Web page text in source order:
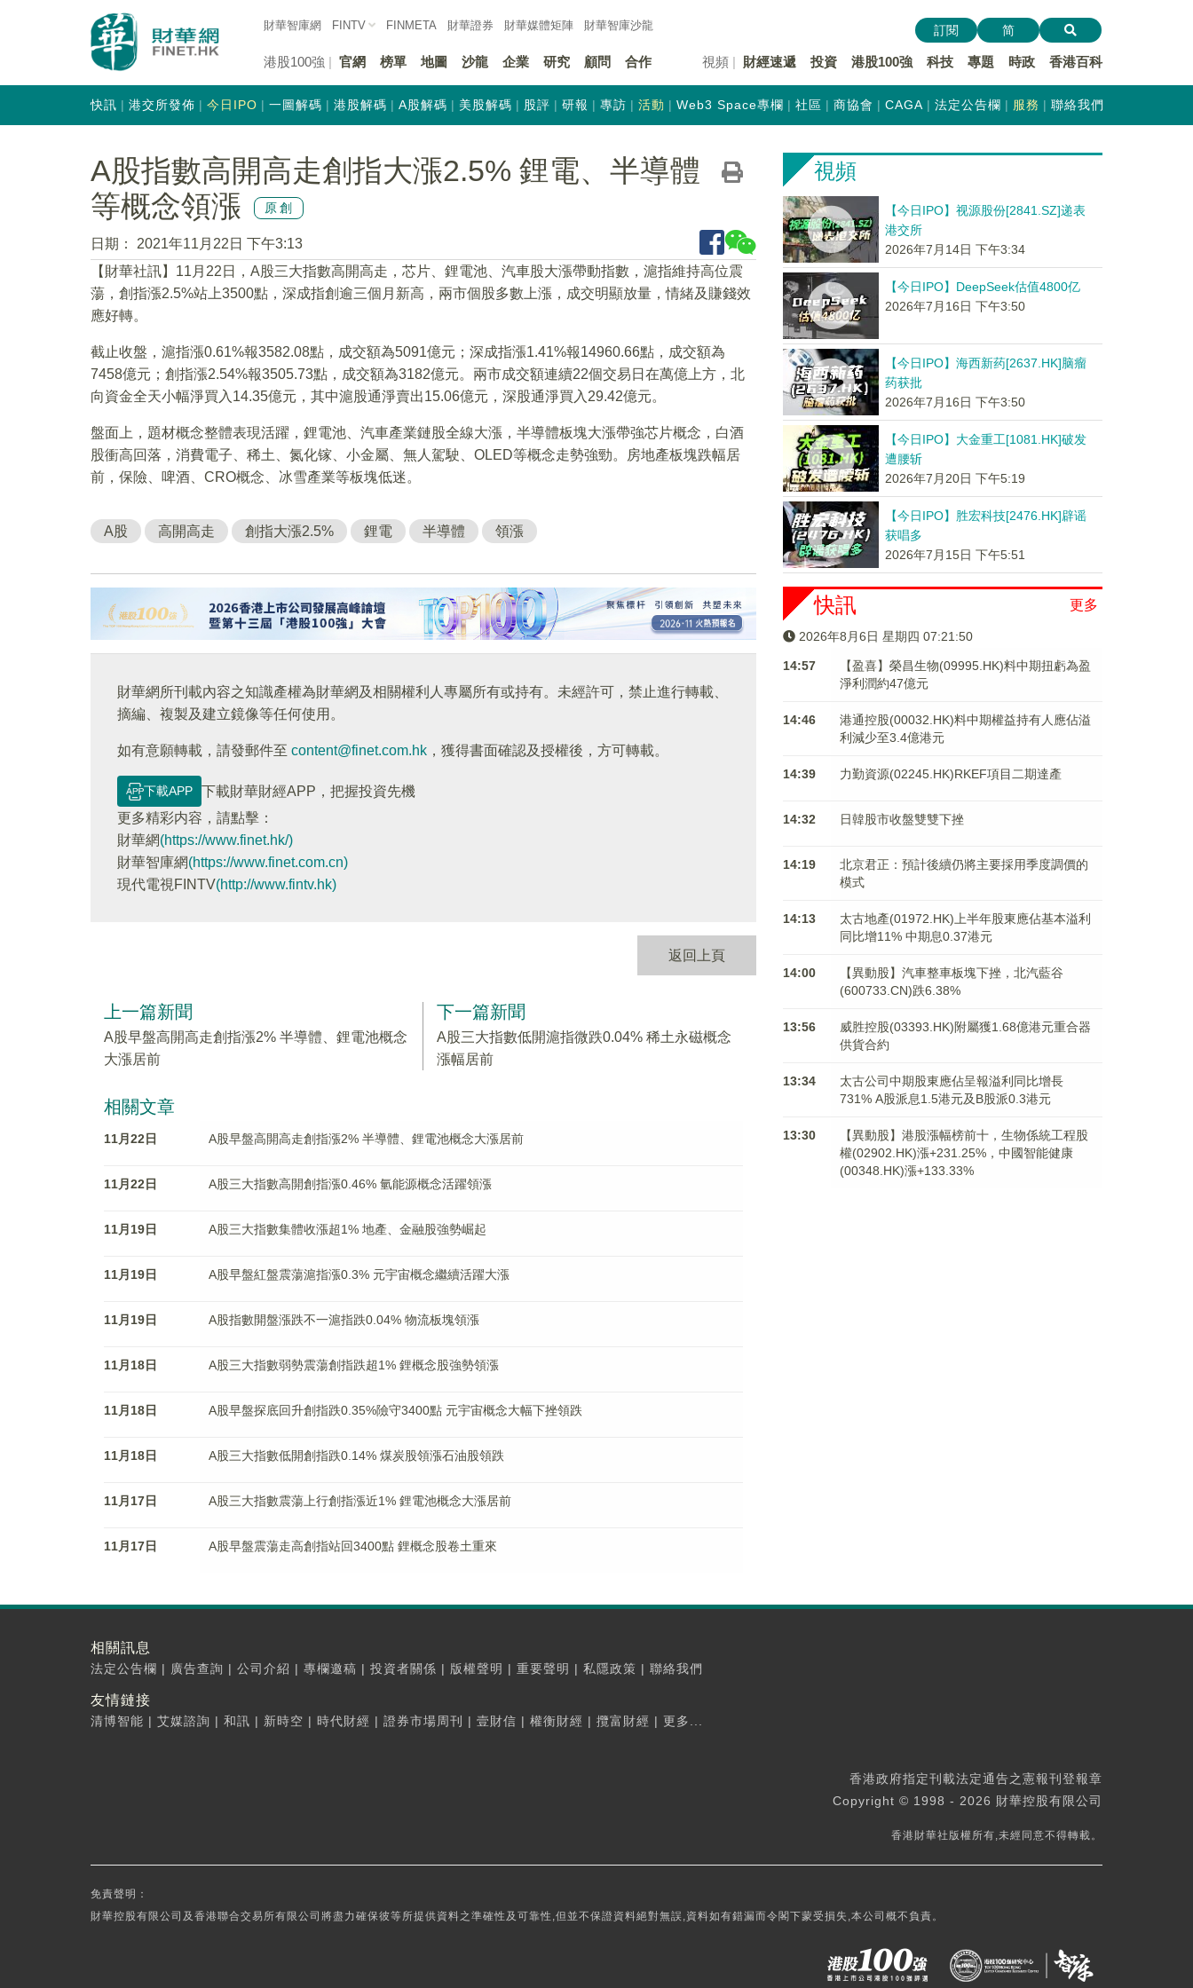
財華智庫網 FINTV FINMETA 財華證券 財華媒體矩陣 財華智庫沙龍
港股100強 官網 榜單 地圖 沙龍 企業 研究 顧問 合作 視頻 財經速遞 投資 港股100強 科技 專題 時政 香港百科
訂閱 简
快訊 港交所發佈 今日IPO 一圖解碼 港股解碼 A股解碼 美股解碼 股評 研報 專訪 活動 Web3 Space專欄 社區 商協會 CAGA 法定公告欄 服務 聯絡我們
A股指數高開高走創指大漲2.5% 鋰電、半導體
等概念領漲
原創
日期：
2021年11月22日 下午3:13
【財華社訊】11月22日，A股三大指數高開高走，芯片、鋰電池、汽車股大漲帶動指數，滬指維持高位震
蕩，創指漲2.5%站上3500點，深成指創逾三個月新高，兩市個股多數上漲，成交明顯放量，情緒及賺錢效
應好轉。
截止收盤，滬指漲0.61%報3582.08點，成交額為5091億元；深成指漲1.41%報14960.66點，成交額為
7458億元；創指漲2.54%報3505.73點，成交額為3182億元。兩市成交額連續22個交易日在萬億上方，北
向資金全天小幅淨買入14.35億元，其中滬股通淨賣出15.06億元，深股通淨買入29.42億元。
盤面上，題材概念整體表現活躍，鋰電池、汽車產業鏈股全線大漲，半導體板塊大漲帶強芯片概念，白酒
股衝高回落，消費電子、稀土、氮化镓、小金屬、無人駕駛、OLED等概念走勢強勁。房地產板塊跌幅居
前，保險、啤酒、CRO概念、冰雪產業等板塊低迷。
A股 高開高走 創指大漲2.5% 鋰電 半導體 領漲
財華網所刊載內容之知識產權為財華網及相關權利人專屬所有或持有。未經許可，禁止進行轉載、
摘編、複製及建立鏡像等任何使用。
如有意願轉載，請發郵件至 content@finet.com.hk ，獲得書面確認及授權後，方可轉載。
下載APP
下載財華財經APP，把握投資先機
更多精彩内容，請點擊：
財華網(https://www.finet.hk/)
財華智庫網(https://www.finet.com.cn)
現代電視FINTV(http://www.fintv.hk)
返回上頁
上一篇新聞
A股早盤高開高走創指漲2% 半導體、鋰電池概念
大漲居前
下一篇新聞
A股三大指數低開滬指微跌0.04% 稀土永磁概念
漲幅居前
相關文章
11月22日 A股早盤高開高走創指漲2% 半導體、鋰電池概念大漲居前
11月22日 A股三大指數高開創指漲0.46% 氫能源概念活躍領漲
11月19日 A股三大指數集體收漲超1% 地產、金融股強勢崛起
11月19日 A股早盤紅盤震蕩滬指漲0.3% 元宇宙概念繼續活躍大漲
11月19日 A股指數開盤漲跌不一滬指跌0.04% 物流板塊領漲
11月18日 A股三大指數弱勢震蕩創指跌超1% 鋰概念股強勢領漲
11月18日 A股早盤探底回升創指跌0.35%險守3400點 元宇宙概念大幅下挫領跌
11月18日 A股三大指數低開創指跌0.14% 煤炭股領漲石油股領跌
11月17日 A股三大指數震蕩上行創指漲近1% 鋰電池概念大漲居前
11月17日 A股早盤震蕩走高創指站回3400點 鋰概念股卷土重來
視頻
【今日IPO】视源股份[2841.SZ]递表
港交所
2026年7月14日 下午3:34
【今日IPO】DeepSeek估值4800亿
2026年7月16日 下午3:50
【今日IPO】海西新药[2637.HK]脑瘤
药获批
2026年7月16日 下午3:50
【今日IPO】大金重工[1081.HK]破发
遭腰斩
2026年7月20日 下午5:19
【今日IPO】胜宏科技[2476.HK]辟谣
获唱多
2026年7月15日 下午5:51
更多
快訊
2026年8月6日 星期四 07:21:51
14:57
【盈喜】榮昌生物(09995.HK)料中期扭虧為盈
淨利潤約47億元
14:46
港通控股(00032.HK)料中期權益持有人應佔溢
利減少至3.4億港元
14:39 力勤資源(02245.HK)RKEF項目二期達產
14:32 日韓股市收盤雙雙下挫
14:19
北京君正：預計後續仍將主要採用季度調價的
模式
14:13
太古地產(01972.HK)上半年股東應佔基本溢利
同比增11% 中期息0.37港元
14:00
【異動股】汽車整車板塊下挫，北汽藍谷
(600733.CN)跌6.38%
13:56
威胜控股(03393.HK)附屬獲1.68億港元重合器
供貨合約
13:34
太古公司中期股東應佔呈報溢利同比增長
731% A股派息1.5港元及B股派0.3港元
13:30
【異動股】港股漲幅榜前十，生物係統工程股
權(02902.HK)漲+231.25%，中國智能健康
(00348.HK)漲+133.33%
相關訊息
法定公告欄 | 廣告查詢 | 公司介紹 | 專欄邀稿 | 投資者關係 | 版權聲明 | 重要聲明 | 私隱政策 | 聯絡我們
友情鏈接
清博智能 | 艾媒諮詢 | 和訊 | 新時空 | 時代財經 | 證券市場周刊 | 壹財信 | 權衡財經 | 攬富財經 | 更多...
香港政府指定刊載法定通告之憲報刊登報章
Copyright © 1998 - 2026 財華控股有限公司
香港財華社版權所有,未經同意不得轉載。
免責聲明：
財華控股有限公司及香港聯合交易所有限公司將盡力確保彼等所提供資料之準確性及可靠性,但並不保證資料絕對無誤,資料如有錯漏而令閣下蒙受損失,本公司概不負責。